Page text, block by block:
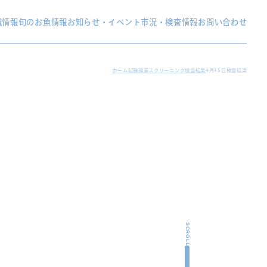
情報旬のお魚情報お知らせ・イベント市況・検査情報お問い合わせ
ホーム 試験操業スクリーニング検査結果4月15日検査結果
SCROLL